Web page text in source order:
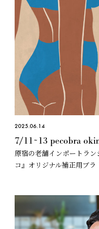
2025.06.14
7/11~13 pecobra
原宿の老舗インポートラ
コ』オリジナル補正用ブラ